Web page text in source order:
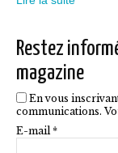
la
page
du
produit
Restez
magazine
En vous
communications.
E-mail *